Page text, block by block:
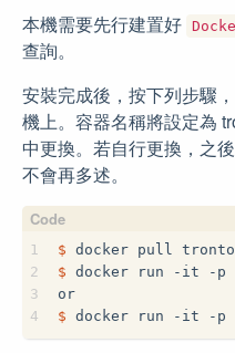
本機需要先行建置好
查詢。
安裝完成後，按下列步驟
機上。容器名稱將設定為
中更換。若自行更換，之
不會再多述。
1
2
3
4
$ docker pull
$ docker run -it -p
or
$ docker run -it -p